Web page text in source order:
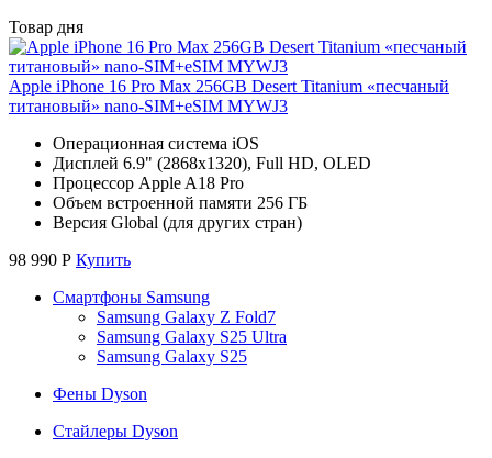
Товар дня
Apple iPhone 16 Pro Max 256GB Desert Titanium «песчаный
титановый» nano-SIM+eSIM MYWJ3
Операционная система iOS
Дисплей 6.9" (2868x1320), Full HD, OLED
Процессор Apple A18 Pro
Объем встроенной памяти 256 ГБ
Версия Global (для других стран)
98 990 Р Купить
Смартфоны Samsung
Samsung Galaxy Z Fold7
Samsung Galaxy S25 Ultra
Samsung Galaxy S25
Фены Dyson
Стайлеры Dyson